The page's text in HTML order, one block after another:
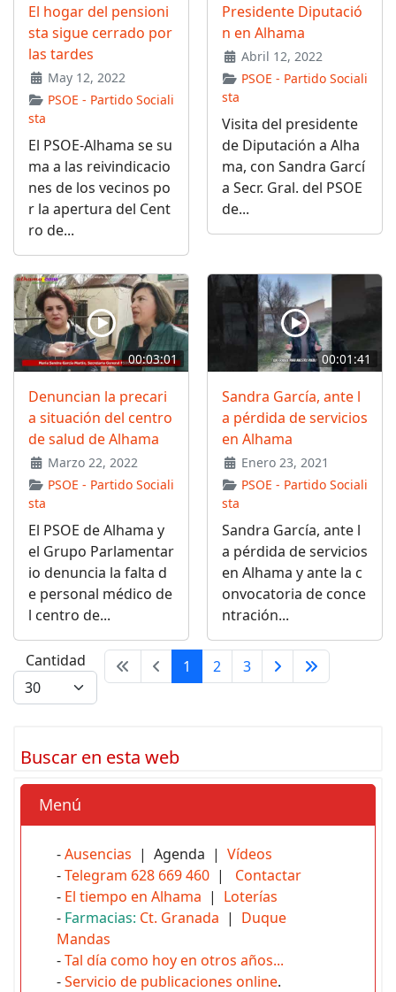
El hogar del pensioni
sta sigue cerrado por
las tardes
May 12, 2022
PSOE - Partido Sociali
sta
El PSOE-Alhama se su
ma a las reivindicacio
nes de los vecinos po
r la apertura del Cent
ro de...
Presidente Diputació
n en Alhama
Abril 12, 2022
PSOE - Partido Sociali
sta
Visita del presidente
de Diputación a Alha
ma, con Sandra Garcí
a Secr. Gral. del PSOE
de...
00:03:01
Denuncian la precari
a situación del centro
de salud de Alhama
Marzo 22, 2022
PSOE - Partido Sociali
sta
El PSOE de Alhama y
el Grupo Parlamentar
io denuncia la falta d
e personal médico de
l centro de...
00:01:41
Sandra García, ante l
a pérdida de servicios
en Alhama
Enero 23, 2021
PSOE - Partido Sociali
sta
Sandra García, ante l
a pérdida de servicios
en Alhama y ante la c
onvocatoria de conce
ntración...
Cantidad 1 2 3
Buscar en esta web
Menú
-Ausencias | Agenda | Vídeos
-Telegram 628 669 460 | Contactar
- El tiempo en Alhama | Loterías
- Farmacias: Ct. Granada | Duque
Mandas
-Tal día como hoy en otros años...
-Servicio de publicaciones online.